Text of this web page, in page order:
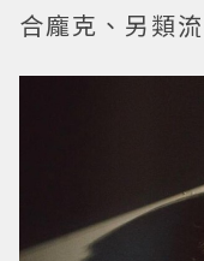
合龐克、另類